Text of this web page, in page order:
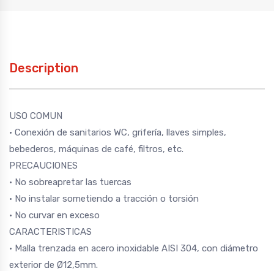
Description
USO COMUN
· Conexión de sanitarios WC, grifería, llaves simples,
bebederos, máquinas de café, filtros, etc.
PRECAUCIONES
· No sobreapretar las tuercas
· No instalar sometiendo a tracción o torsión
· No curvar en exceso
CARACTERISTICAS
· Malla trenzada en acero inoxidable AISI 304, con diámetro
exterior de Ø12,5mm.